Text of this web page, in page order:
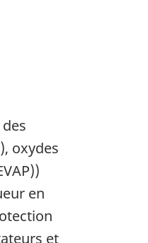
oxydes
en
et